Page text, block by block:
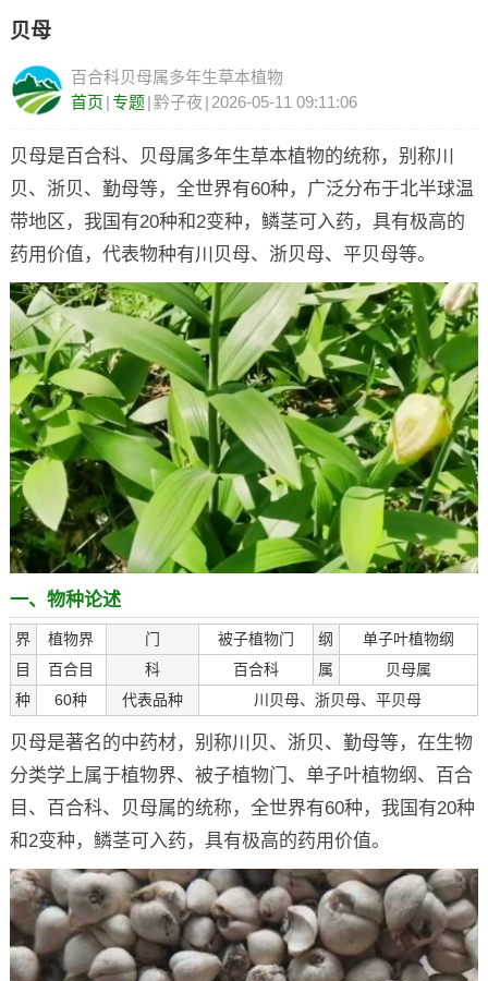
贝母
百合科贝母属多年生草本植物
首页 |专题|黔子夜 | 2026-05-11 09:11:06
贝母是百合科、贝母属多年生草本植物的统称，别称川
贝、浙贝、勤母等，全世界有60种，广泛分布于北半球温
带地区，我国有20种和2变种，鳞茎可入药，具有极高的
药用价值，代表物种有川贝母、浙贝母、平贝母等。
一、物种论述
界 植物界 门 被子植物门 纲
单子叶植物纲
目
百合目 科 百合科 属
贝母属
种
60种 代表品种 川贝母、浙贝母、平贝母
贝母是著名的中药材，别称川贝、浙贝、勤母等，在生物
分类学上属于植物界、被子植物门、单子叶植物纲、百合
目、百合科、贝母属的统称，全世界有60种，我国有20种
和2变种，鳞茎可入药，具有极高的药用价值。